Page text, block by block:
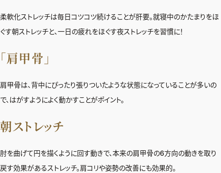
柔軟化ストレッチは毎日コツコツ続けることが肝要。就寝中のかたまりをほ
ぐす朝ストレッチと、一日の疲れをほぐす夜ストレッチを習慣に！
「肩甲骨」
肩甲骨は、背中にぴったり張りついたような状態になっていることが多いの
で、はがすようによく動かすことがポイント。
朝ストレッチ
肘を曲げて円を描くように回す動きで、本来の肩甲骨の6方向の動きを取り
戻す効果があるストレッチ。肩コリや姿勢の改善にも効果的。